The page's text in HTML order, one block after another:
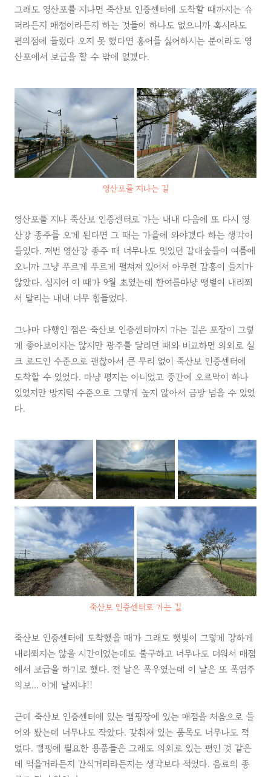
그래도 영산포를 지나면 죽산보 인증센터에 도착할 때까지는 슈
퍼라든지 매점이라든지 하는 것들이 하나도 없으니까 혹시라도
편의점에 들렀다 오지 못 했다면 홍어를 싫어하시는 분이라도 영
산포에서 보급을 할 수 밖에 없겠다.
영산포를 지나는 길
영산포를 지나 죽산보 인증센터로 가는 내내 다음에 또 다시 영
산강 종주를 오게 된다면 그 때는 가을에 와야겠다 하는 생각이
들었다. 저번 영산강 종주 때 너무나도 멋있던 갈대숲들이 여름에
오니까 그냥 푸르게 푸르게 펼쳐져 있어서 아무런 감흥이 들지가
않았다. 심지어 이 때가 9월 초였는데 한여름마냥 땡볕이 내리쬐
서 달리는 내내 너무 힘들었다.
그나마 다행인 점은 죽산보 인증센터까지 가는 길은 포장이 그렇
게 좋아보이지는 않지만 광주를 달리던 때와 비교하면 의외로 실
크 로드인 수준으로 괜찮아서 큰 무리 없이 죽산보 인증센터에
도착할 수 있었다. 마냥 평지는 아니었고 중간에 오르막이 하나
있었지만 방지턱 수준으로 그렇게 높지 않아서 금방 넘을 수 있었
다.
죽산보 인증센터로 가는 길
죽산보 인증센터에 도착했을 때가 그래도 햇빛이 그렇게 강하게
내리쬐지는 않을 시간이었는데도 불구하고 너무나도 더워서 매점
에서 보급을 하기로 했다. 전 날은 폭우였는데 이 날은 또 폭염주
의보... 이게 날씨냐!!
근데 죽산보 인증센터에 있는 캠핑장에 있는 매점을 처음으로 들
어와 봤는데 너무나도 작았다. 갖춰져 있는 품목도 너무나도 적
었다. 캠핑에 필요한 용품들은 그래도 의외로 있는 편인 것 같은
데 먹을거라든지 간식거리라든지는 생각보다 적었다. 음료의 종